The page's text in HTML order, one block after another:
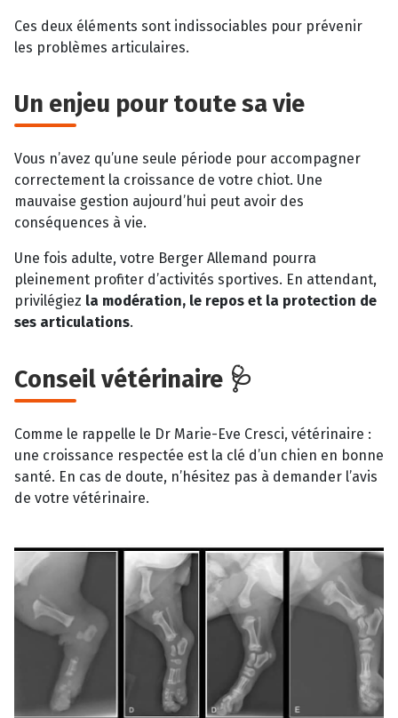
Ces deux éléments sont indissociables pour prévenir
les problèmes articulaires.
Un enjeu pour toute sa vie
Vous n’avez qu’une seule période pour accompagner
correctement la croissance de votre chiot. Une
mauvaise gestion aujourd’hui peut avoir des
conséquences à vie.
Une fois adulte, votre Berger Allemand pourra
pleinement profiter d’activités sportives. En attendant,
privilégiez la modération, le repos et la protection de
ses articulations.
Conseil vétérinaire 🩺
Comme le rappelle le Dr Marie-Eve Cresci, vétérinaire :
une croissance respectée est la clé d’un chien en bonne
santé. En cas de doute, n’hésitez pas à demander l’avis
de votre vétérinaire.